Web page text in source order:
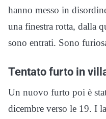
hanno messo in
una finestra rotta, dalla
sono entrati. Sono
Tentato furto in
Un nuovo furto poi è
dicembre verso le 19. I